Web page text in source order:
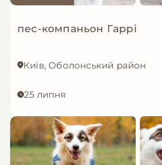
пес-компаньон Гаррі
Київ, Оболонський район
25 липня